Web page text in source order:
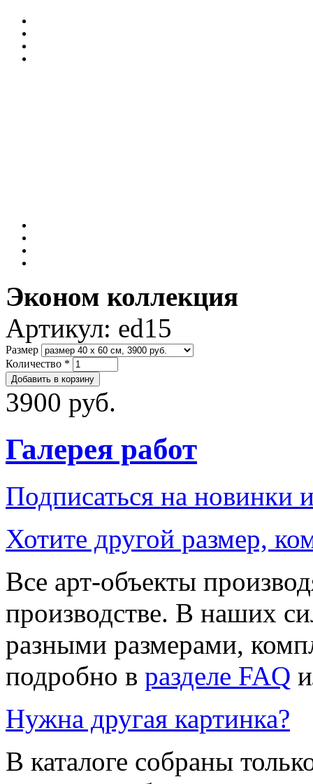
Эконом коллекция
Артикул: ed15
Размер
Количество *
3900 руб.
Галерея работ
Подписаться на новинки
Хотите другой размер,
Все арт-объекты
производстве. В наших
разными размерами,
подробно в разделе FAQ
Нужна другая картинка?
В каталоге собраны